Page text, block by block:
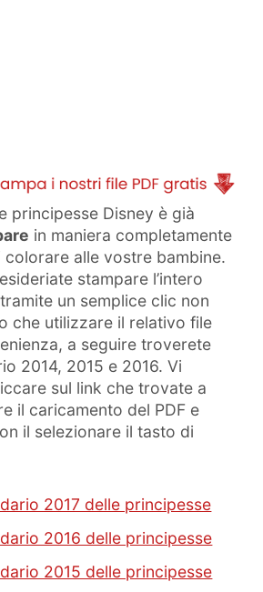
principesse Disney è già
in maniera completamente
alle vostre bambine.
stampare l’intero
un semplice clic non
che utilizzare il relativo file
a seguire troverete
2014, 2015 e 2016. Vi
sul link che trovate a
il caricamento del PDF e
il selezionare il tasto di
2017 delle principesse
2016 delle principesse
2015 delle principesse